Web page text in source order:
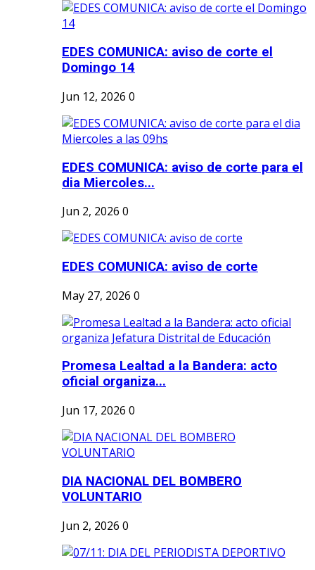
EDES COMUNICA: aviso de corte el
Domingo 14
Jun 12, 2026 0
EDES COMUNICA: aviso de corte para el
dia Miercoles...
Jun 2, 2026 0
EDES COMUNICA: aviso de corte
May 27, 2026 0
Promesa Lealtad a la Bandera: acto
oficial organiza...
Jun 17, 2026 0
DIA NACIONAL DEL BOMBERO
VOLUNTARIO
Jun 2, 2026 0